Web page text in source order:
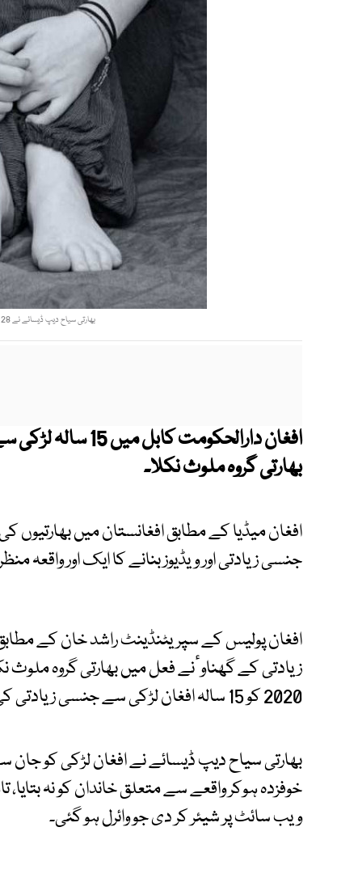
بھارتی سیاح دیپ ڈیسائے نے 28 دسمبر 2020ء کو مکروہ جرم کیا، افغان پولیس۔ فوٹو:فائل
افغان
بھارتی گروہ ملوث نکلا۔
افغان میڈیا کے مطابق افغانستان میں بھارتیوں
جنسی زیادتی اور ویڈیوز بنانے کا ایک اور واقعہ
افغان پولیس کے سپریٹنڈینٹ راشد خان کے
2020 کو 15 سالہ افغان لڑکی سے جنسی زیادتی کی اور اس مکروہ فعل کی ویڈیو بھی بنائی۔
بھارتی سیاح دیپ ڈیسائے نے افغان لڑکی کو
خوفزدہ ہوکر واقعے سے متعلق خاندان کو نہ
ویب سائٹ پر شیئر کر دی جو وائرل ہو گئی۔